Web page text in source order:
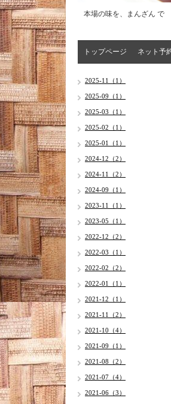
本場の味を、まんざん で
トップページ ネット予
2025-11（1）
2025-09（1）
2025-03（1）
2025-02（1）
2025-01（1）
2024-12（2）
2024-11（2）
2024-09（1）
2023-11（1）
2023-05（1）
2022-12（2）
2022-03（1）
2022-02（2）
2022-01（1）
2021-12（1）
2021-11（2）
2021-10（4）
2021-09（1）
2021-08（2）
2021-07（4）
2021-06（3）